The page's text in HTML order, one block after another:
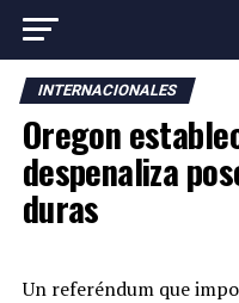
INTERNACIONALES
Oregon
despenaliza
duras
Un referéndum que